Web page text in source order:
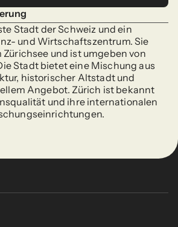
Warenkorb
Stadt der Schweiz und ein
und Wirtschaftszentrum. Sie
und ist umgeben von
Stadt bietet eine Mischung aus
historischer Altstadt und
Angebot. Zürich ist bekannt
und ihre internationalen